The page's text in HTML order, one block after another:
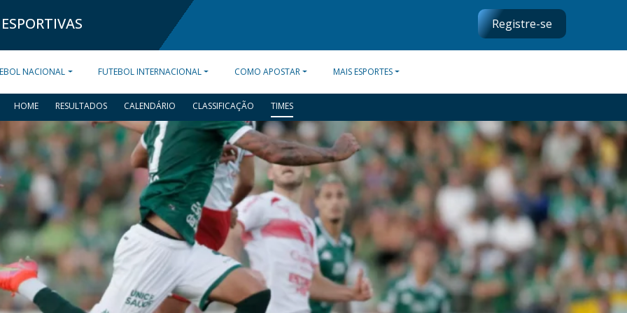
Registre-se
NACIONAL FUTEBOL INTERNACIONAL COMO APOSTAR MAIS ESPORTES
HOME RESULTADOS CALENDÁRIO CLASSIFICAÇÃO TIMES